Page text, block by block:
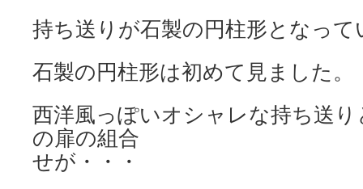
持ち送りが石製の円柱形となって
石製の円柱形は初めて見ました。
西洋風っぽいオシャレな持ち送
の扉の組合
せが・・・